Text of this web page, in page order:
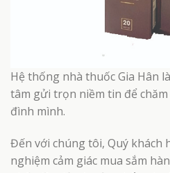
Hệ thống nhà thuốc Gia Hân
tâm gửi trọn niềm tin để chăm
đình mình.
Đến với chúng tôi, Quý khách
nghiệm cảm giác mua sắm